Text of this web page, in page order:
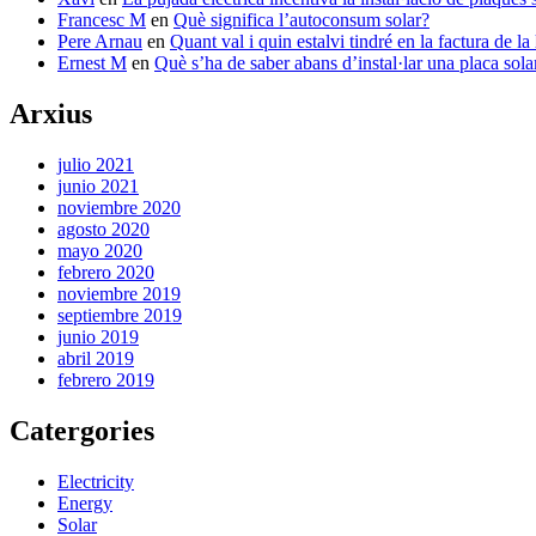
Francesc M en Què significa l’autoconsum solar?
Pere Arnau en Quant val i quin estalvi tindré en la factura de la
Ernest M en Què s’ha de saber abans d’instal·lar una placa
Arxius
julio 2021
junio 2021
noviembre 2020
agosto 2020
mayo 2020
febrero 2020
noviembre 2019
septiembre 2019
junio 2019
abril 2019
febrero 2019
Catergories
Electricity
Energy
Solar